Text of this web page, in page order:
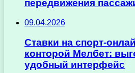
передвижения
09.04.2026
Ставки на спорт-
конторой Мелбет:
удобный интерфейс